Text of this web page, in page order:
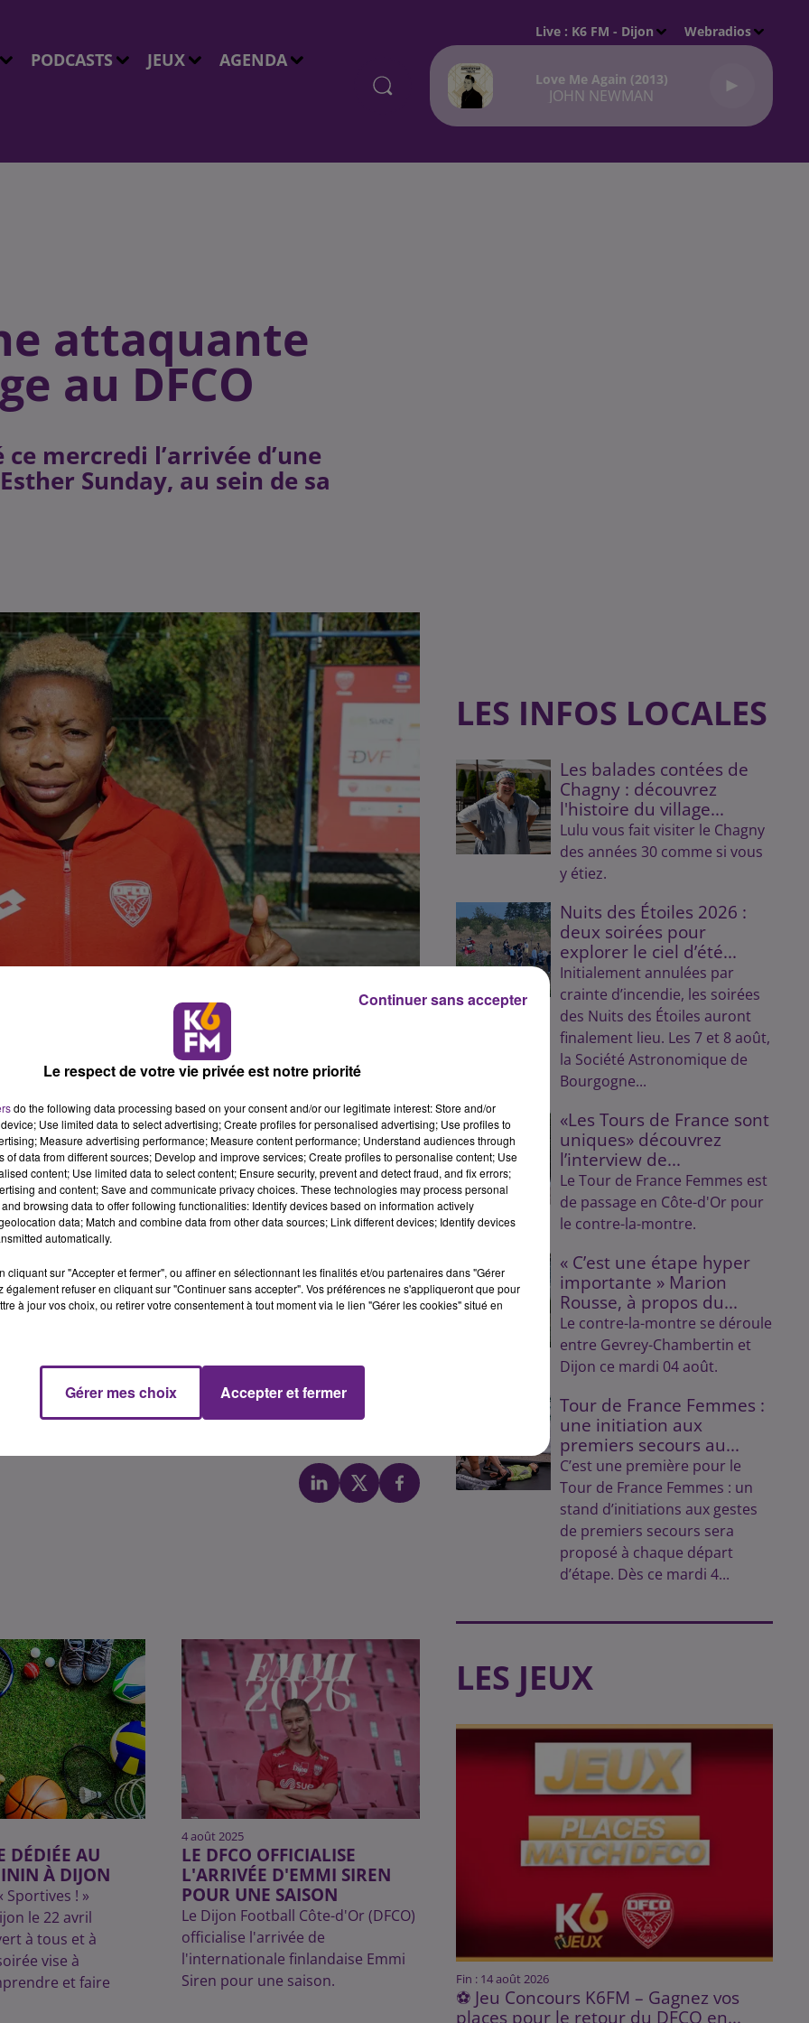
PODCASTS JEUX AGENDA
Live : K6 FM - Dijon Webradios
Love Me Again (2013)
JOHN NEWMAN
attaquante
au DFCO
mercredi l’arrivée d’une
Sunday, au sein de sa
par le recrutement d’Esther Sunday, attaquante
puis des Pelican Stars. En 2014, elle a rejoint
du FK Minsk, puis durant plusieurs saisons en
coupe nationale à deux reprises (2014 et 2015), ainsi que
du Monde des moins de 20 ans (2010).
« Esther est arrivée au mois de juillet en France, et a
qui elle a évolué en sélection nationale. Elle présente un
pouvoir nous apporter dans les couloirs, où nous
»
Sunday devrait faire partie du groupe qui se déplacera
DÉDIÉE AU
À DIJON
Sportives ! »
le 22 avril
à tous et à
vise à
et faire
4 août 2025
LE DFCO OFFICIALISE
L'ARRIVÉE D'EMMI SIREN
POUR UNE SAISON
Le Dijon Football Côte-d'Or (DFCO)
officialise l'arrivée de
l'internationale finlandaise Emmi
Siren pour une saison.
LES INFOS LOCALES
Les balades contées de
Chagny : découvrez
l'histoire du village...
Lulu vous fait visiter le Chagny
des années 30 comme si vous
y étiez.
Nuits des Étoiles 2026 :
deux soirées pour
explorer le ciel d’été...
Initialement annulées par
crainte d’incendie, les soirées
des Nuits des Étoiles auront
finalement lieu. Les 7 et 8 août,
la Société Astronomique de
Bourgogne...
«Les Tours de France sont
uniques» découvrez
l’interview de...
Le Tour de France Femmes est
de passage en Côte-d'Or pour
le contre-la-montre.
« C’est une étape hyper
importante » Marion
Rousse, à propos du...
Le contre-la-montre se déroule
entre Gevrey-Chambertin et
Dijon ce mardi 04 août.
Tour de France Femmes :
une initiation aux
premiers secours au...
C’est une première pour le
Tour de France Femmes : un
stand d’initiations aux gestes
de premiers secours sera
proposé à chaque départ
d’étape. Dès ce mardi 4...
LES JEUX
Fin : 14 août 2026
⚽ Jeu Concours K6FM – Gagnez vos
places pour le retour du DFCO en...
Le respect de votre vie privée est notre priorité
do the following data processing based on your consent and/or our legitimate interest: Store and/or
Use limited data to select advertising; Create profiles for personalised advertising; Use profiles to
Measure advertising performance; Measure content performance; Understand audiences through
of data from different sources; Develop and improve services; Create profiles to personalise content; Use
content; Use limited data to select content; Ensure security, prevent and detect fraud, and fix errors;
and content; Save and communicate privacy choices. These technologies may process personal
browsing data to offer following functionalities: Identify devices based on information actively
data; Match and combine data from other data sources; Link different devices; Identify devices
automatically.
cliquant sur "Accepter et fermer", ou affiner en sélectionnant les finalités et/ou partenaires dans "Gérer
également refuser en cliquant sur "Continuer sans accepter". Vos préférences ne s'appliqueront que pour
à jour vos choix, ou retirer votre consentement à tout moment via le lien "Gérer les cookies" situé en
Gérer mes choix Accepter et fermer
Continuer sans accepter